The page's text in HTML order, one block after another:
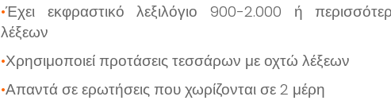
•Έχει εκφραστικό λεξιλόγιο 900-2.000 ή
λέξεων
•Χρησιμοποιεί προτάσεις τεσσάρων με οχτώ λέξεων
•Απαντά σε ερωτήσεις που χωρίζονται σε 2 μέρη